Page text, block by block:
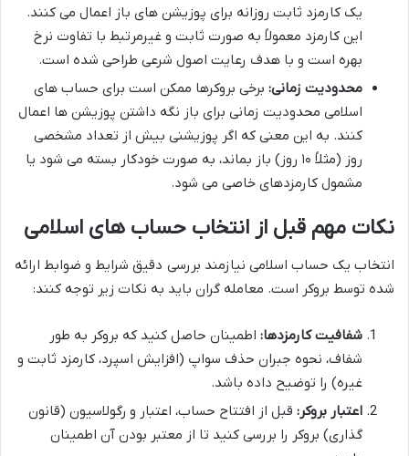
یک کارمزد ثابت روزانه برای پوزیشن های باز اعمال می کنند.
این کارمزد معمولاً به صورت ثابت و غیرمرتبط با تفاوت نرخ
بهره است و با هدف رعایت اصول شرعی طراحی شده است.
محدودیت زمانی: برخی بروکرها ممکن است برای حساب های
اسلامی محدودیت زمانی برای باز نگه داشتن پوزیشن ها اعمال
کنند. به این معنی که اگر پوزیشنی بیش از تعداد مشخصی
روز (مثلاً ۱۰ روز) باز بماند، به صورت خودکار بسته می شود یا
مشمول کارمزدهای خاصی می شود.
نکات مهم قبل از انتخاب حساب های اسلامی
انتخاب یک حساب اسلامی نیازمند بررسی دقیق شرایط و ضوابط ارائه
شده توسط بروکر است. معامله گران باید به نکات زیر توجه کنند:
شفافیت کارمزدها: اطمینان حاصل کنید که بروکر به طور
شفاف، نحوه جبران حذف سواپ (افزایش اسپرد، کارمزد ثابت و
غیره) را توضیح داده باشد.
اعتبار بروکر: قبل از افتتاح حساب، اعتبار و رگولاسیون (قانون
گذاری) بروکر را بررسی کنید تا از معتبر بودن آن اطمینان